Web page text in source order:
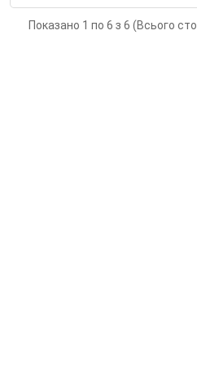
Показано 1 по 6 з 6 (Всього